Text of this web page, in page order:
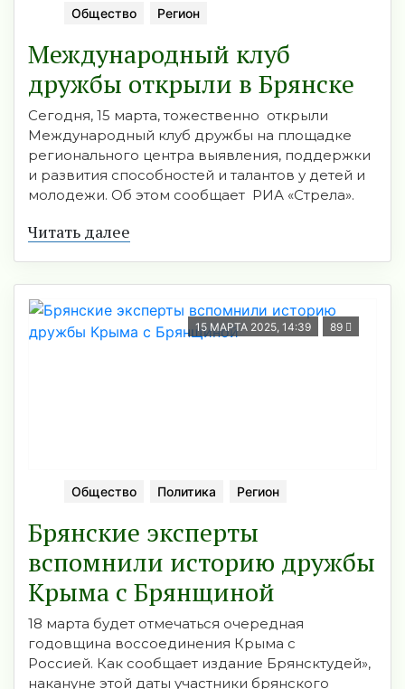
Общество Регион
Международный клуб
дружбы открыли в Брянске
Сегодня, 15 марта, тожественно открыли
Международный клуб дружбы на площадке
регионального центра выявления, поддержки
и развития способностей и талантов у детей и
молодежи. Об этом сообщает РИА «Стрела».
Читать далее
15 МАРТА 2025, 14:39 89
Общество Политика Регион
Брянские эксперты
вспомнили историю дружбы
Крыма с Брянщиной
18 марта будет отмечаться очередная
годовщина воссоединения Крыма с
Россией. Как сообщает издание Брянсктудей»,
накануне этой даты участники брянского